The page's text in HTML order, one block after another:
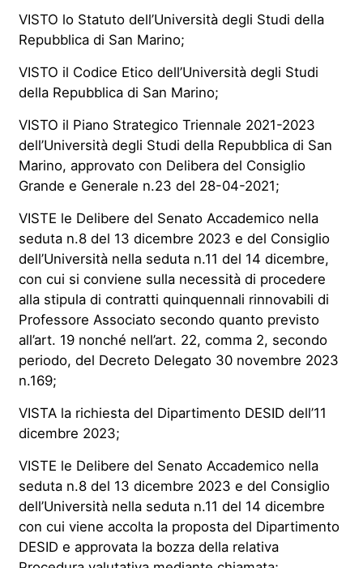
VISTO lo Statuto dell’Università degli Studi della
Repubblica di San Marino;
VISTO il Codice Etico dell’Università degli Studi
della Repubblica di San Marino;
VISTO il Piano Strategico Triennale 2021-2023
dell’Università degli Studi della Repubblica di San
Marino, approvato con Delibera del Consiglio
Grande e Generale n.23 del 28-04-2021;
VISTE le Delibere del Senato Accademico nella
seduta n.8 del 13 dicembre 2023 e del Consiglio
dell’Università nella seduta n.11 del 14 dicembre,
con cui si conviene sulla necessità di procedere
alla stipula di contratti quinquennali rinnovabili di
Professore Associato secondo quanto previsto
all’art. 19 nonché nell’art. 22, comma 2, secondo
periodo, del Decreto Delegato 30 novembre 2023
n.169;
VISTA la richiesta del Dipartimento DESID dell’11
dicembre 2023;
VISTE le Delibere del Senato Accademico nella
seduta n.8 del 13 dicembre 2023 e del Consiglio
dell’Università nella seduta n.11 del 14 dicembre
con cui viene accolta la proposta del Dipartimento
DESID e approvata la bozza della relativa